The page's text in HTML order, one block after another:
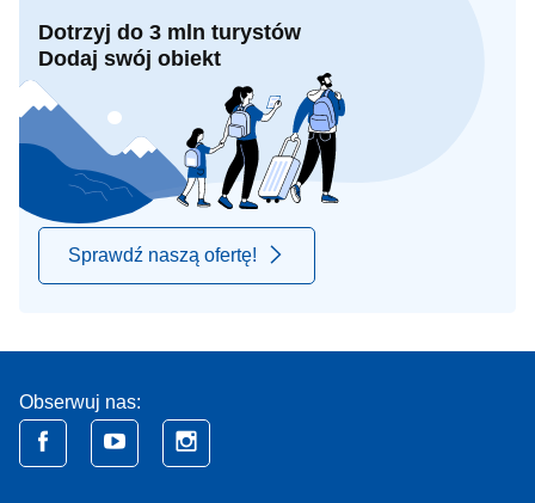
Dotrzyj do 3 mln turystów
Dodaj swój obiekt
Sprawdź naszą ofertę!
Obserwuj nas: